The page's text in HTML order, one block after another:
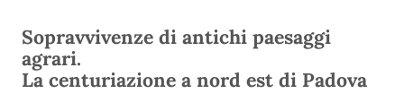
Sopravvivenze di antichi paesaggi
agrari.
La centuriazione a nord est di Padova